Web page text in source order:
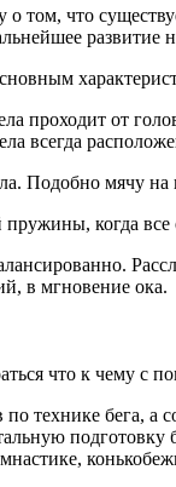
том, что
развитие
проходит от
всегда
мячу на
пружины, когда
в мгновение ока.
что к чему
технике бега, а